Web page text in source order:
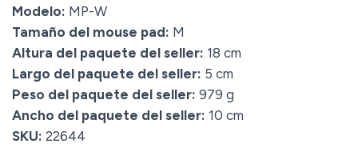
Modelo: MP-W
Tamaño del mouse pad: M
Altura del paquete del seller: 18 cm
Largo del paquete del seller: 5 cm
Peso del paquete del seller: 979 g
Ancho del paquete del seller: 10 cm
SKU: 22644